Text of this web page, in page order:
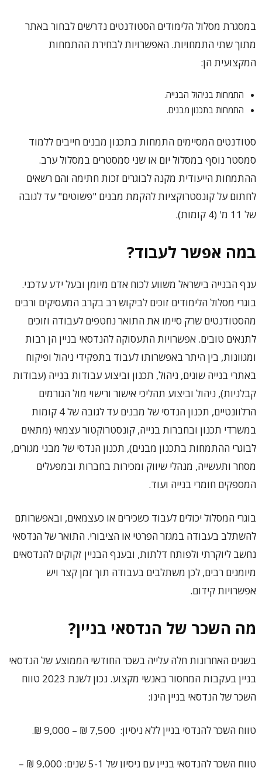
במסגרת מסלול הלימודים הסטודנטים נדרשים לבחור באתר
מתוך שתי התמחויות. האפשרויות לבחירת ההתמחות
המקצועית הן:
התמחות בניהול הבנייה.
התמחות בתכנון מבנים.
סטודנטים המסיימים התמחות בתכנון מבנים חייבים ללמוד
סמסטר נוסף במסלול יום או שני סמסטרים במסלול ערב.
ההתמחות הייעודית מקנה לבוגרים זכות חתימה והם רשאים
לחתום על קונסטרוקציות להקמת מבנים "פשוטים" עד לגובה
של 11 מ' (4 קומות).
במה אפשר לעבוד?
ענף הבנייה בישראל משווע לכוח אדם מיומן ובעל ידע עדכני.
בוגרי מסלול הלימודים זוכים לביקוש רב בקרב המעסיקים ורבים
מהסטודנטים שרק סיימו את התואר נחטפים לעבודה וזוכים
לתנאים טובים. אפשרויות התעסוקה להנדסאי בניין הן רבות
ומגוונות, בין היתר באפשרותו לעבוד בתפקידי ניהול ופיקוח
באתרי בנייה שונים, ניהול, תכנון וביצוע עבודות בנייה (עבודות
קבלניות), ניהול וביצוע תהליכי אישור ורישוי מול הגורמים
הרלוונטיים, תכנון הנדסי של מבנים עד לגובה של 4 קומות
במשרדי תכנון ובחברות בנייה, קונסטרוקטור עצמאי (מתאים
לבוגרי ההתמחות בתכנון מבנים), תכנון הנדסי של מבני מגורים,
מסחר ותעשייה, מנהלי שיווק ומכירות בחברות ובמפעלים
המספקים חומרי בנייה ועוד.
בוגרי המסלול יכולים לעבוד כשכירים או כעצמאים, ובאפשרותם
להשתלב בעבודה במגזר הפרטי או הציבורי. התואר של הנדסאי
נחשב ליוקרתי ולפותח דלתות, ובענף הבניין זקוקים להנדסאים
מיומנים רבים, לכן משתלבים בעבודה תוך זמן קצר ויש
אפשרויות קידום.
מה השכר של הנדסאי בניין?
בשנים האחרונות חלה עלייה בשכר החודשי הממוצע של הנדסאי
בניין בעקבות המחסור באנשי מקצוע. נכון לשנת 2023 טווח
השכר של הנדסאי בניין הינו:
טווח השכר להנדסי בניין ללא ניסיון: 7,500 ₪ – 9,000 ₪.
טווח השכר להנדסאי בניין עם ניסיון של 5-1 שנים: 9,000 ₪ –